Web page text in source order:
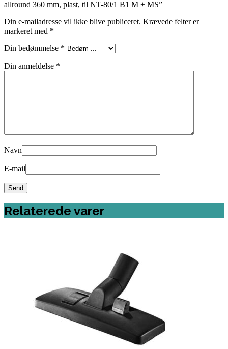
allround 360 mm, plast, til NT-80/1 B1 M + MS”
Din e-mailadresse vil ikke blive publiceret. Krævede felter er
markeret med *
Din bedømmelse *
Din anmeldelse *
Navn
E-mail
Relaterede varer